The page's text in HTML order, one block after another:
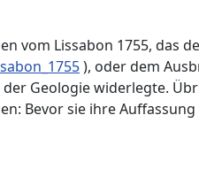
vom Lissabon 1755, das
), oder dem
Geologie widerlegte.
Bevor sie ihre